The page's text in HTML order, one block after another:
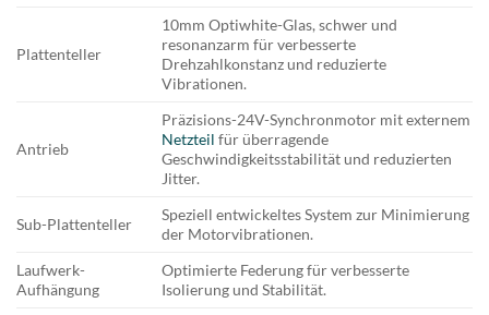
Plattenteller
10mm Optiwhite-Glas, schwer und
resonanzarm für verbesserte
Drehzahlkonstanz und reduzierte
Vibrationen.
Antrieb
Präzisions-24V-Synchronmotor mit externem
Netzteil für überragende
Geschwindigkeitsstabilität und reduzierten
Jitter.
Sub-Plattenteller
Speziell entwickeltes System zur Minimierung
der Motorvibrationen.
Laufwerk-
Aufhängung
Optimierte Federung für verbesserte
Isolierung und Stabilität.